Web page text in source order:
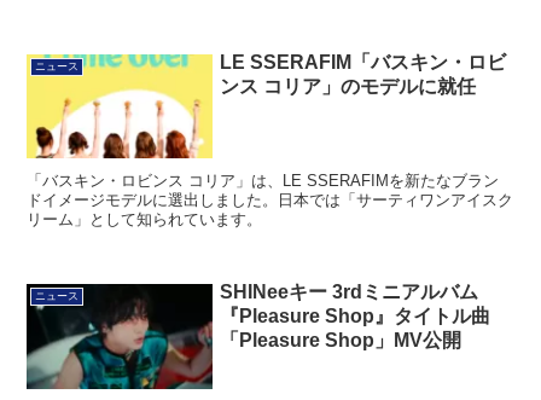
ニュース
LE SSERAFIM「バスキン・ロビ
ンス コリア」のモデルに就任
「バスキン・ロビンス コリア」は、LE SSERAFIMを新たなブラン
ドイメージモデルに選出しました。日本では「サーティワンアイスク
リーム」として知られています。
ニュース
SHINeeキー 3rdミニアルバム
『Pleasure Shop』タイトル曲
「Pleasure Shop」MV公開